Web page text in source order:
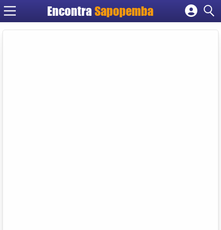
Encontra Sapopemba
Cadastrar empresa